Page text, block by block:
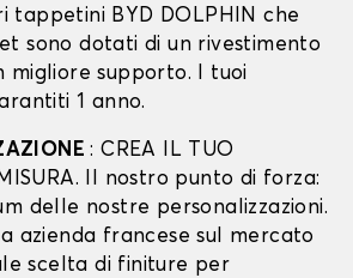
tappetini BYD DOLPHIN che
sono dotati di un rivestimento
migliore supporto. I tuoi
1 anno.
: CREA IL TUO
Il nostro punto di forza:
delle nostre personalizzazioni.
azienda francese sul mercato
scelta di finiture per